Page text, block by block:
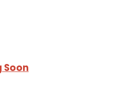
Soon